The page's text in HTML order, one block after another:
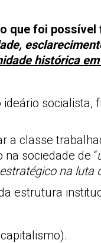
que foi possível
histórica
socialista,
classe
sociedade de “
na
estrutura